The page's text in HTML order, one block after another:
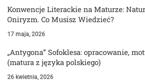
Konwencje Literackie na Maturze:
Oniryzm. Co Musisz Wiedzieć?
17 maja, 2026
„Antygona” Sofoklesa: opracowanie,
(matura z języka polskiego)
26 kwietnia, 2026